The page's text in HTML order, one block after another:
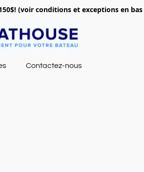
(voir conditions et exceptions en
Contactez-nous